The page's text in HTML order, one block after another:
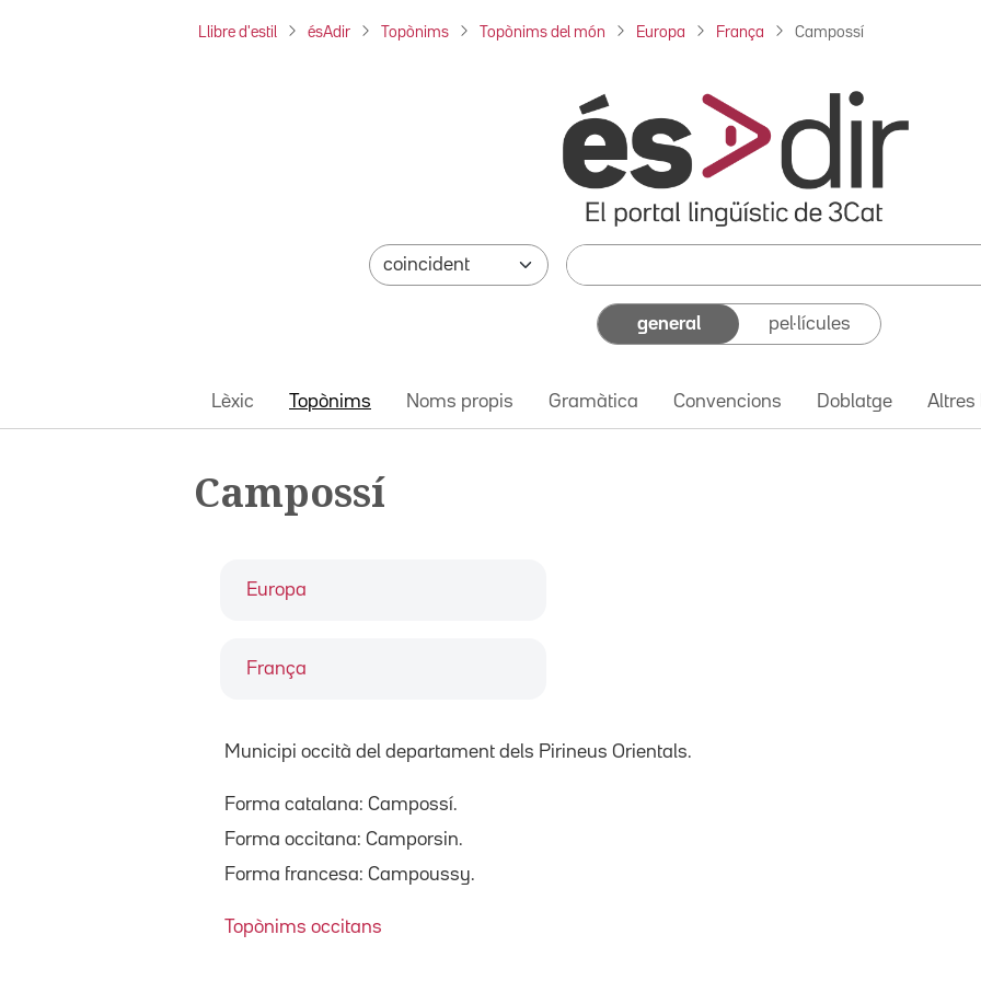
Llibre d'estil ésAdir Topònims Topònims del món Europa França Campossí
general pel·lícules
Lèxic Topònims Noms propis Gramàtica Convencions Doblatge Altres
Campossí
Europa
França
Municipi occità del departament dels Pirineus Orientals.
Forma catalana: Campossí.
Forma occitana: Camporsin.
Forma francesa: Campoussy.
Topònims occitans